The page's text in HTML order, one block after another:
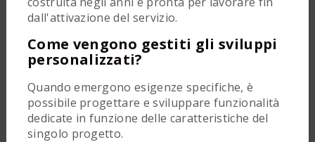
dall'attivazione del servizio.
Come vengono gestiti gli sviluppi
personalizzati?
Quando emergono esigenze specifiche, è
possibile progettare e sviluppare funzionalità
dedicate in funzione delle caratteristiche del
singolo progetto.